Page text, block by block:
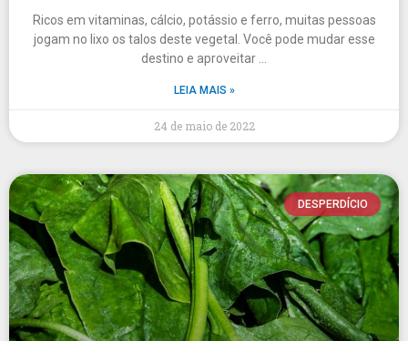
Ricos em vitaminas, cálcio, potássio e ferro, muitas pessoas
jogam no lixo os talos deste vegetal. Você pode mudar esse
destino e aproveitar …
LEIA MAIS »
24 de maio de 2022
DESPERDÍCIO